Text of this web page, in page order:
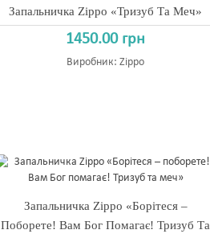
Запальничка Zippo «Тризуб Та Меч»
1450.00 грн
Виробник:Zippo
Запальничка Zippo «Борітеся –
Поборете! Вам Бог Помагає! Тризуб Та